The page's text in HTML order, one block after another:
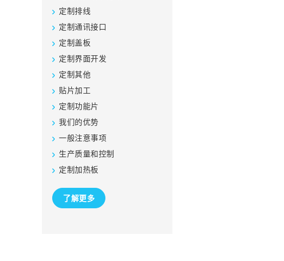
定制排线
定制通讯接口
定制盖板
定制界面开发
定制其他
贴片加工
定制功能片
我们的优势
一般注意事项
生产质量和控制
定制加热板
了解更多